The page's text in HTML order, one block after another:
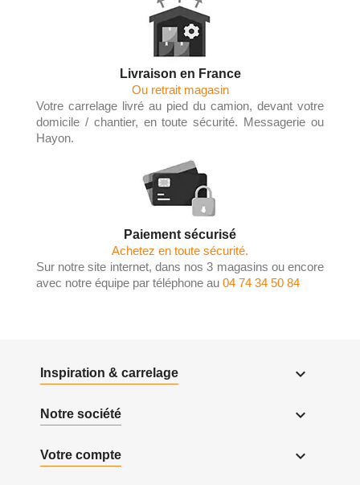
Livraison en France
Ou retrait magasin
Votre carrelage livré au pied du camion, devant votre
domicile / chantier, en toute sécurité. Messagerie ou
Hayon.
Paiement sécurisé
Achetez en toute sécurité.
Sur notre site internet, dans nos 3 magasins ou encore
avec notre équipe par téléphone au 04 74 34 50 84
Inspiration & carrelage 
Notre société 
Votre compte 